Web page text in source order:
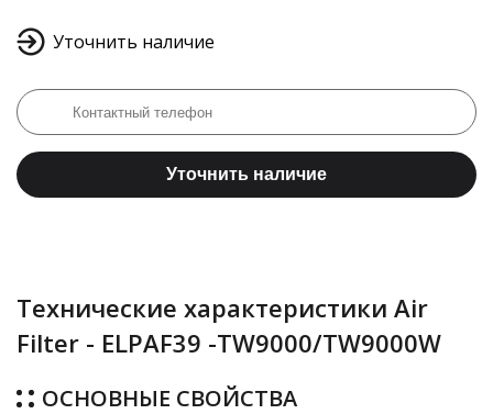
Уточнить наличие
Уточнить наличие
Технические характеристики Air
Filter - ELPAF39 -TW9000/TW9000W
ОСНОВНЫЕ СВОЙСТВА